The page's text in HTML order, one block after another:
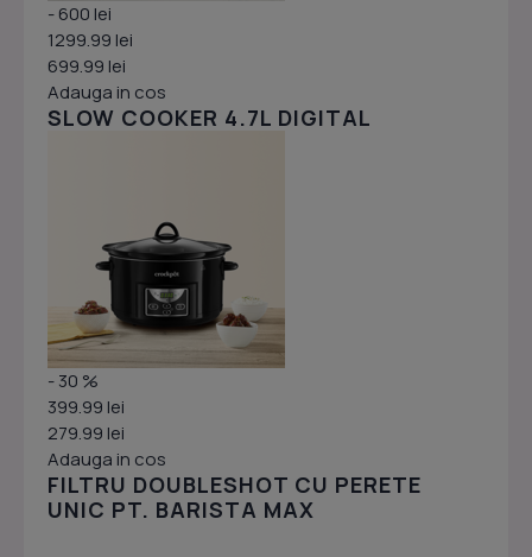
- 600 lei
1299.99 lei
699.99 lei
Adauga in cos
SLOW COOKER 4.7L DIGITAL
- 30 %
399.99 lei
279.99 lei
Adauga in cos
FILTRU DOUBLESHOT CU PERETE
UNIC PT. BARISTA MAX